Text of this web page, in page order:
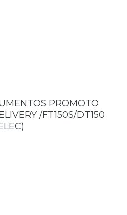
PROMOTO
/FT150S/DT150